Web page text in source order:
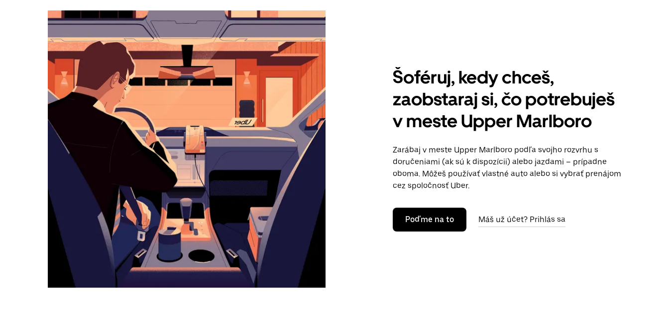
Kalendár
zatvoríš
klávesu
Esc.
Šoféruj, kedy chceš,
zaobstaraj si, čo potrebuješ
v meste Upper Marlboro
Zarábaj v meste Upper Marlboro podľa svojho rozvrhu s
doručeniami (ak sú k dispozícii) alebo jazdami – prípadne
oboma. Môžeš používať vlastné auto alebo si vybrať prenájom
cez spoločnosť Uber.
Poďme na to Máš už účet? Prihlás sa